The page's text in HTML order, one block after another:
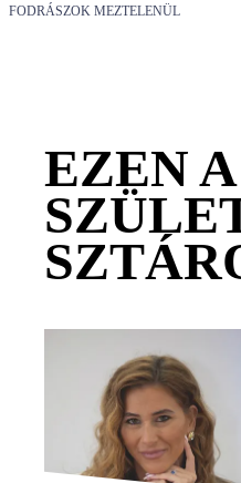
FODRÁSZOK MEZTELENÜL
EZEN